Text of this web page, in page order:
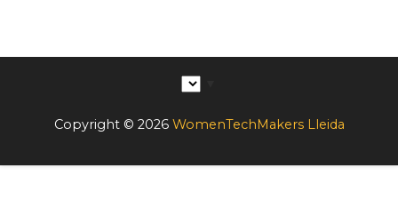
Copyright © 2026 WomenTechMakers Lleida